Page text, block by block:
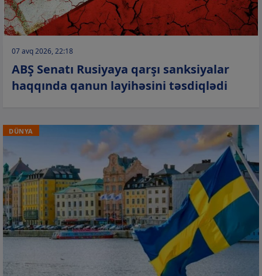
07 avq 2026, 22:18
ABŞ Senatı Rusiyaya qarşı sanksiyalar
haqqında qanun layihəsini təsdiqlədi
DÜNYA